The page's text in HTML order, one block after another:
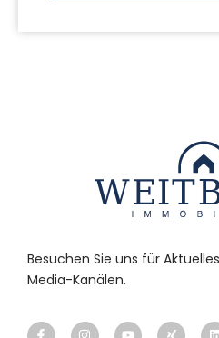
Besuchen Sie uns für
Media-Kanälen.